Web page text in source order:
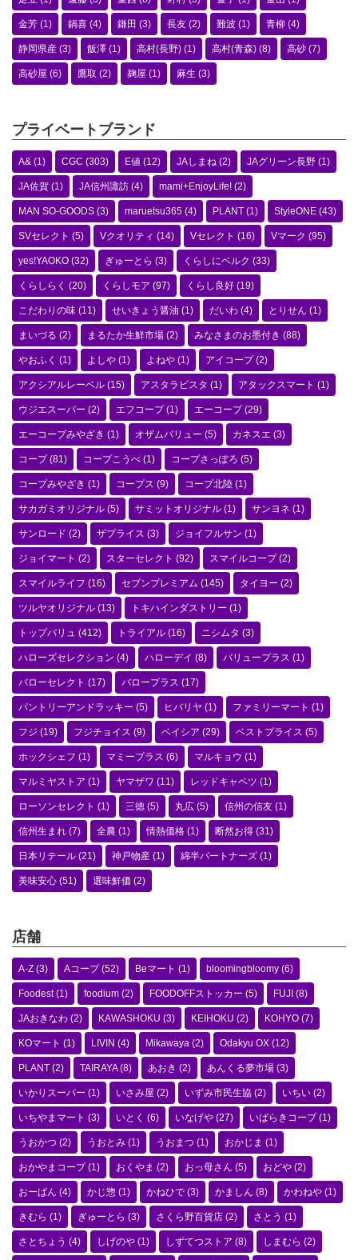
金芳 (1) 鍋喜 (4) 鎌田 (3) 長友 (2) 難波 (1) 青柳 (4)
静岡県産 (3) 飯澤 (1) 高村(長野) (1) 高村(青森) (8) 高砂 (7)
高砂屋 (6) 鷹取 (2) 麹屋 (1) 麻生 (3)
プライベートブランド
A& (1) CGC (303) E値 (12) JAしまね (2) JAグリーン長野 (1)
JA佐賀 (1) JA信州諏訪 (4) mami+EnjoyLife! (2)
MAN SO-GOODS (3) maruetsu365 (4) PLANT (1) StyleONE (43)
SVセレクト (5) Vクオリティ (14) Vセレクト (16) Vマーク (95)
yes!YAOKO (32) ぎゅーとら (3) くらしにベルク (33)
くらしらく (20) くらしモア (97) くらし良好 (19)
こだわりの味 (11) せいきょう醤油 (1) だいわ (4) とりせん (1)
まいづる (2) まるたか生鮮市場 (2) みなさまのお墨付き (88)
やおふく (1) よしや (1) よねや (1) アイコープ(2)
アクシアルレーベル (15) アスタラビスタ (1) アタックスマート (1)
ウジエスーパー (2) エフコープ(1) エーコープ(29)
エーコープみやざき (1) オザムバリュー (5) カネスエ (3)
コープ(81) コープこうべ (1) コープさっぽろ (5)
コープみやざき (1) コープス (9) コープ北陸 (1)
サカガミオリジナル (5) サミットオリジナル (1) サンヨネ (1)
サンロード (2) ザプライス (3) ジョイフルサン (1)
ジョイマート (2) スターセレクト (92) スマイルコープ(2)
スマイルライフ (16) セブンプレミアム (145) タイヨー (2)
ツルヤオリジナル (13) トキハインダストリー (1)
トップバリュ (412) トライアル (16) ニシムタ (3)
ハローズセレクション (4) ハローデイ (8) バリュープラス (1)
バローセレクト (17) バロープラス (17)
パントリーアンドラッキー (5) ヒバリヤ (1) ファミリーマート (1)
フジ (19) フジチョイス (9) ベイシア (29) ベストプライス (5)
ホックシェフ (1) マミープラス (6) マルキョウ (1)
マルミヤストア (1) ヤマザワ (11) レッドキャベツ (1)
ローソンセレクト (1) 三徳 (5) 丸広 (5) 信州の信友 (1)
信州生まれ (7) 全農 (1) 情熱価格 (1) 断然お得 (31)
日本リテール (21) 神戸物産 (1) 綿半パートナーズ (1)
美味安心 (51) 選味鮮価 (2)
店舗
A-Z (3) Aコープ(52) Beマート (1) bloomingbloomy (6)
Foodest(1) foodium (2) FOODOFFストッカー (5) FUJI (8)
JAおきなわ (2) KAWASHOKU (3) KEIHOKU (2) KOHYO (7)
KOマート (1) LIVIN (4) Mikawaya (2) Odakyu OX (12)
PLANT (2) TAIRAYA(8) あおき (2) あんくる夢市場 (3)
いかりスーパー (1) いさみ屋 (2) いずみ市民生協 (2) いちい (2)
いちやまマート (3) いとく (6) いなげや (27) いばらきコープ(1)
うおかつ (2) うおとみ (1) うおまつ (1) おかじま (1)
おかやまコープ(1) おくやま (2) おっ母さん (5) おどや (2)
おーばん (4) かじ惣 (1) かねひで (3) かましん (8) かわねや (1)
きむら (1) ぎゅーとら (3) さくら野百貨店 (2) さとう (1)
さとちょう (4) しげのや (1) しずてつストア (8) しまむら (2)